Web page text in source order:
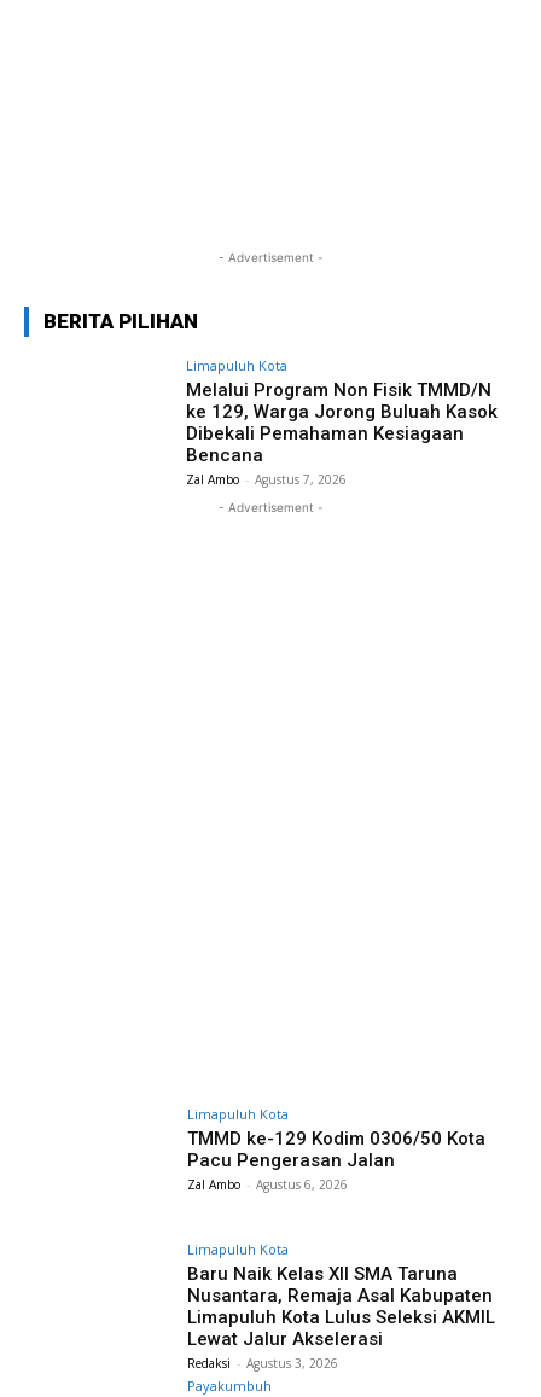
- Advertisement -
BERITA PILIHAN
Limapuluh Kota
Melalui Program Non Fisik TMMD/N
ke 129, Warga Jorong Buluah Kasok
Dibekali Pemahaman Kesiagaan
Bencana
Zal Ambo - Agustus 7, 2026
- Advertisement -
Limapuluh Kota
TMMD ke-129 Kodim 0306/50 Kota
Pacu Pengerasan Jalan
Zal Ambo - Agustus 6, 2026
Limapuluh Kota
Baru Naik Kelas XII SMA Taruna
Nusantara, Remaja Asal Kabupaten
Limapuluh Kota Lulus Seleksi AKMIL
Lewat Jalur Akselerasi
Redaksi - Agustus 3, 2026
Payakumbuh